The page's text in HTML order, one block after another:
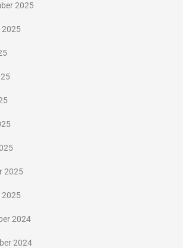
2025
2025
2025
2024
2024